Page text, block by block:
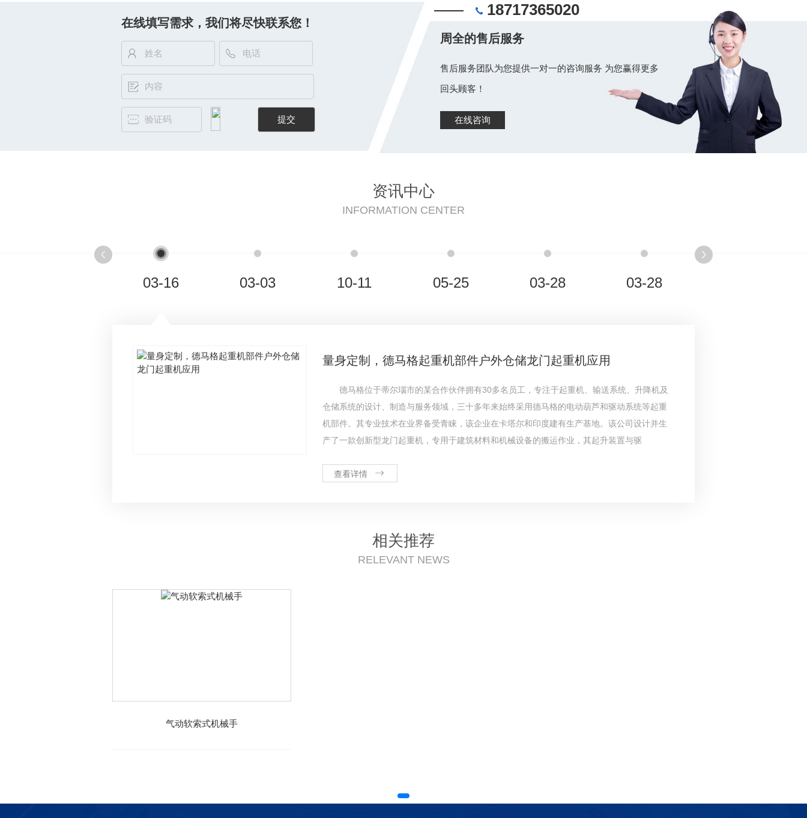
户作为能源的工业部门。
在线填写需求，我们将尽快联系您！
18717365020
周全的售后服务
售后服务团队为您提供一对一的咨询服务 为您赢得更多
回头顾客！
在线咨询
资讯中心
INFORMATION CENTER
03-16 03-03 10-11 05-25 03-28 03-28
量身定制，德马格起重机部件户外仓储龙门起重机应用
德马格位于蒂尔瑙市的某合作伙伴拥有30多名员工，专注于起重机、输送系统、升降机及
仓储系统的设计、制造与服务领域，三十多年来始终采用德马格的电动葫芦和驱动系统等起重
机部件。其专业技术在业界备受青睐，该企业在卡塔尔和印度建有生产基地。该公司设计并生
产了一款创新型龙门起重机，专用于建筑材料和机械设备的搬运作业，其起升装置与驱
查看详情
相关推荐
RELEVANT NEWS
气动软索式机械手